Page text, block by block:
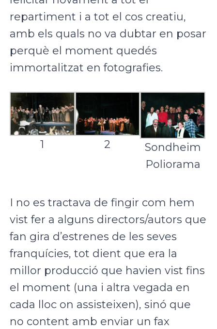
repartiment i a tot el cos creatiu,
amb els quals no va dubtar en posar
perquè el moment quedés
immortalitzat en fotografies.
1 2
Sondheim
Poliorama
I no es tractava de fingir com hem
vist fer a alguns directors/autors que
fan gira d’estrenes de les seves
franquícies, tot dient que era la
millor producció que havien vist fins
el moment (una i altra vegada en
cada lloc on assisteixen), sinó que
no content amb enviar un fax